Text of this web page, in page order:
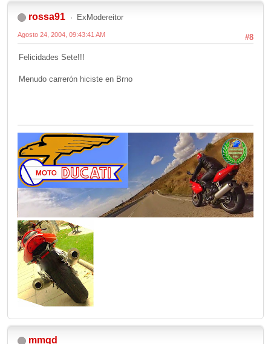
rossa91 ExModereitor
#8
Agosto 24, 2004, 09:43:41 AM
Felicidades Sete!!!
Menudo carrerón hiciste en Brno
mmqd